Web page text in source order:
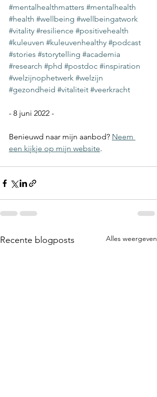
#mentalhealthmatters #mentalhealth
#health #wellbeing #wellbeingatwork
#vitality #resilience #positivehealth
#kuleuven #kuleuvenhealthy #podcast
#stories #storytelling #academia
#research #phd #postdoc #inspiration
#welzijnophetwerk #welzijn
#gezondheid #vitaliteit #veerkracht
- 8 juni 2022 -
Benieuwd naar mijn aanbod? Neem
een kijkje op mijn website.
Recente blogposts Alles weergeven